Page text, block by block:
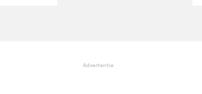
Advertentie